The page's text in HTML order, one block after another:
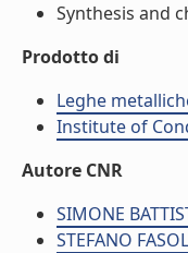
Synthesis and
Prodotto di
Leghe
Institute of
Autore CNR
SIMONE
STEFANO